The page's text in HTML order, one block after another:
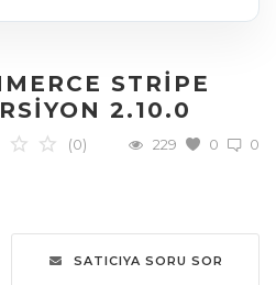
STRIPE
2.10.0
0
(0) 0
229
SATICIYA SORU SOR